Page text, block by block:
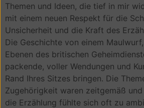
Themen und Ideen, die tief in mir
mit einem neuen Respekt für die
Unsicherheit und die Kraft des
Die Geschichte von einem
Ebenen des britischen
packende, voller Wendungen und
Rand Ihres Sitzes bringen. Die
Zugehörigkeit waren zeitgemäß
die Erzählung fühlte sich oft zu